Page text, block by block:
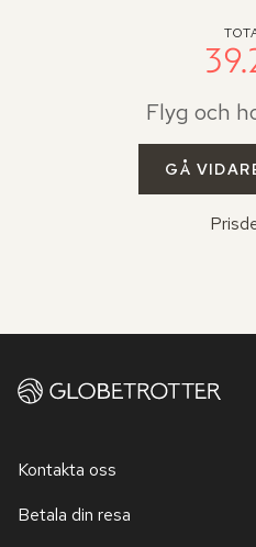
Flyg och
GÅ
Kontakta oss
Betala din resa